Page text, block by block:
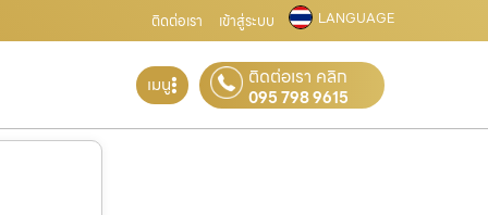
ติดต่อเรา เข้าสู่ระบบ LANGUAGE
เมนู ติดต่อเรา คลิก
095 798 9615